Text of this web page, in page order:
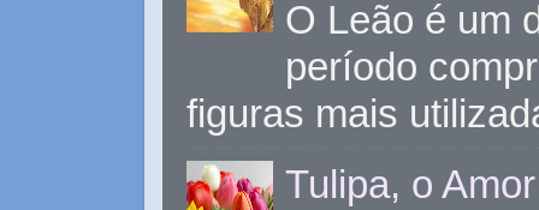
O Leão é um
período
figuras mais
Tulipa, o